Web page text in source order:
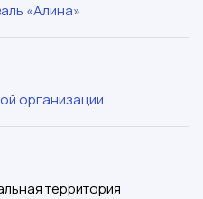
«Алина»
организации
территория